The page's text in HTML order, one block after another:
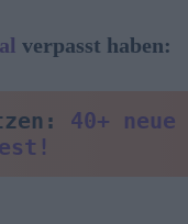
verpasst haben:
40+ neue